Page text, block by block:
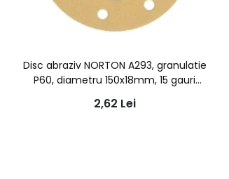
Disc abraziv NORTON A293, granulatie
P60, diametru 150x18mm, 15 gauri
aspiratie
2,62 Lei